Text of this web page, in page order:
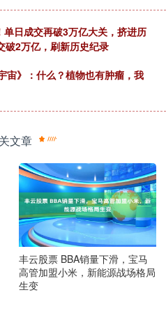
日成交再破3万亿大关，挤进历
破2万亿，刷新历史纪录
宙》：什么？植物也有肿瘤，我
文章
丰云股票 BBA销量下滑，宝马
高管加盟小米，新能源战场格局
生变